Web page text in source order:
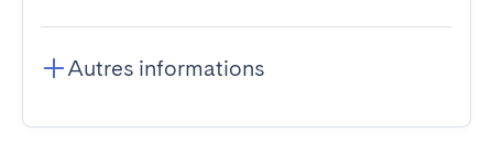
Autres informations